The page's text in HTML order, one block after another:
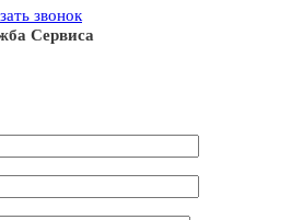
звонок
Сервиса